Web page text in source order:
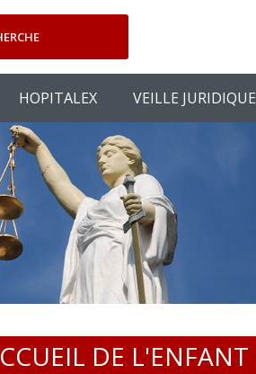
HOPITALEX VEILLE JURIDIQUE
DE L'ENFANT